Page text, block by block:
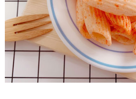
每筆NT$60，滿NT$799(含以上)免運費
宅配到家
每筆NT$150，滿NT$1,399(含以上)免運費
澎湖金門馬祖宅配到家
每筆NT$250
付款後門市自取